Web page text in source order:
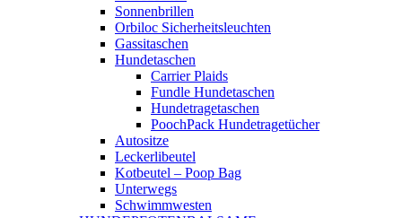
Sonnenbrillen
Orbiloc Sicherheitsleuchten
Gassitaschen
Hundetaschen
Carrier Plaids
Fundle Hundetaschen
Hundetragetaschen
PoochPack Hundetragetücher
Autositze
Leckerlibeutel
Kotbeutel – Poop Bag
Unterwegs
Schwimmwesten